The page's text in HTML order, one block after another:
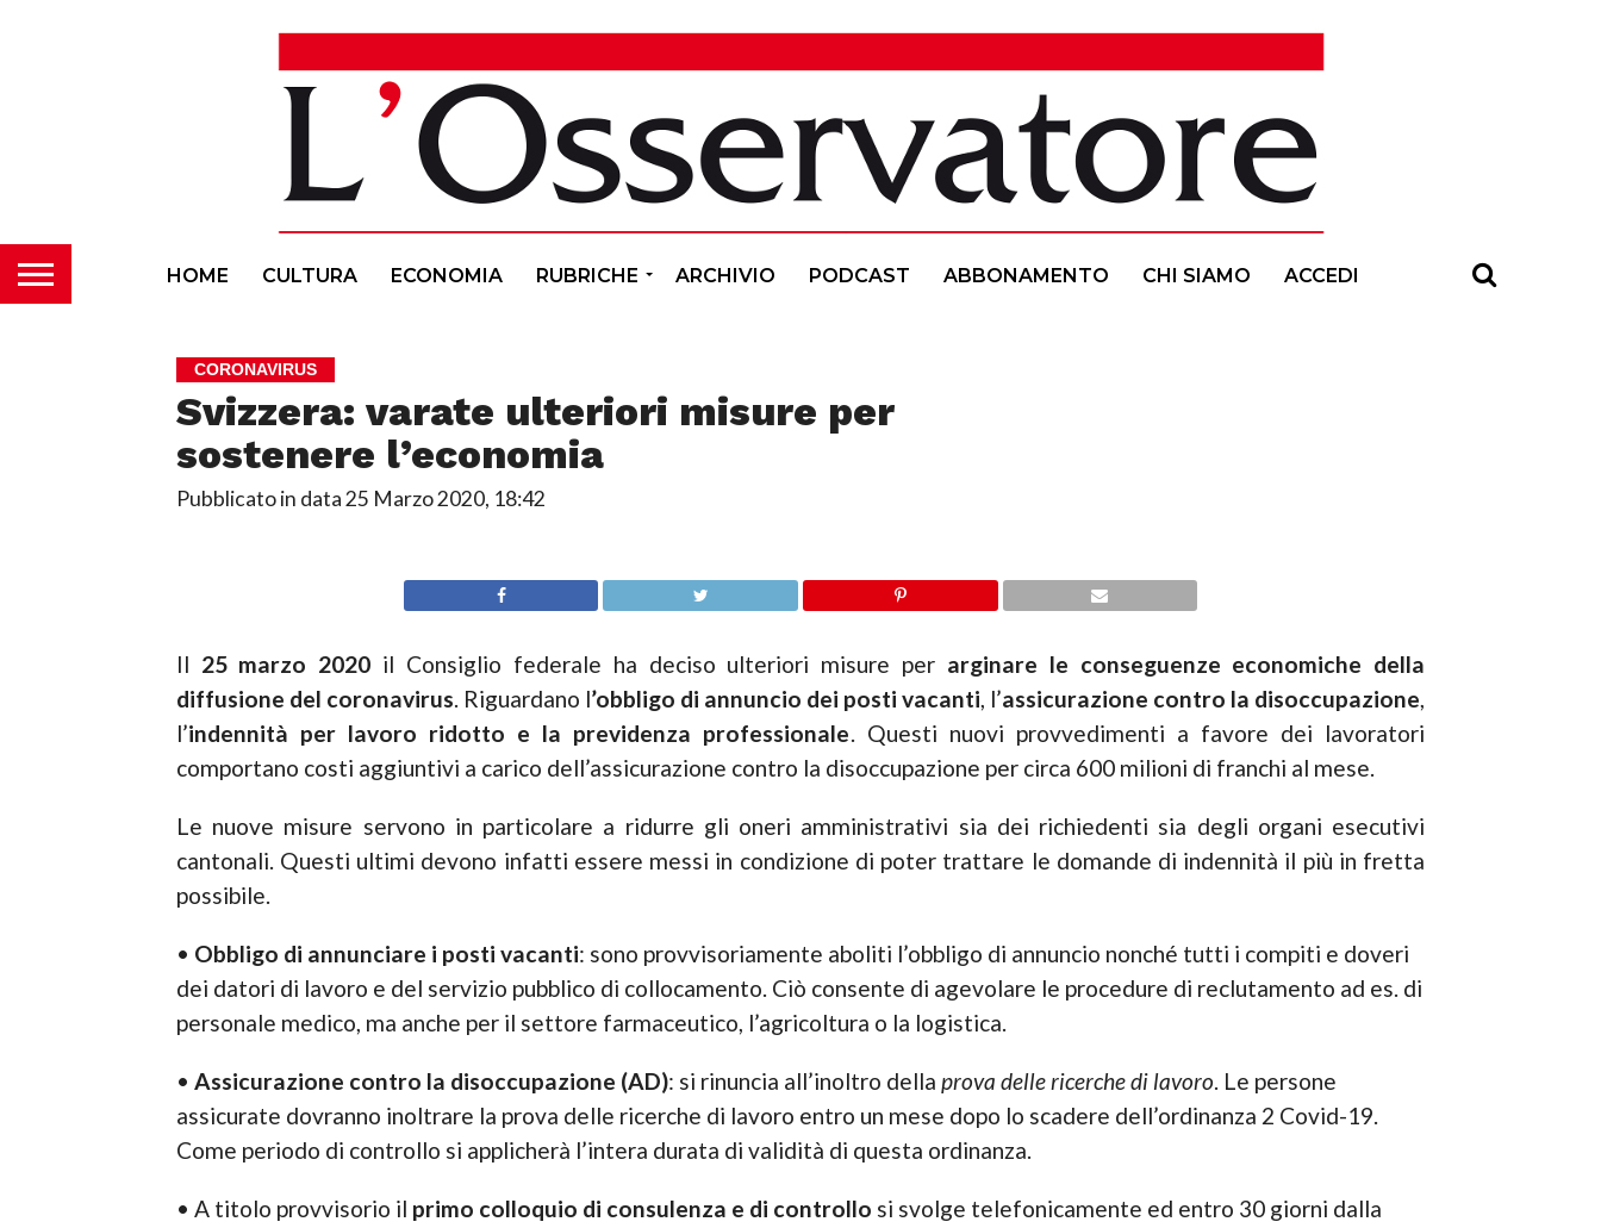
HOME CULTURA ECONOMIA RUBRICHE ARCHIVIO PODCAST ABBONAMENTO CHI SIAMO ACCEDI
CORONAVIRUS
Svizzera: varate ulteriori misure per
sostenere l’economia
Pubblicato in data25 Marzo 2020, 18:42
Il 25 marzo 2020 il Consiglio federale ha deciso ulteriori misure per arginare le conseguenze economiche della
diffusione del coronavirus. Riguardano l’obbligo di annuncio dei posti vacanti, l’assicurazione contro la disoccupazione,
l’indennità per lavoro ridotto e la previdenza professionale. Questi nuovi provvedimenti a favore dei lavoratori
comportano costi aggiuntivi a carico dell’assicurazione contro la disoccupazione per circa 600 milioni di franchi al mese.
Le nuove misure servono in particolare a ridurre gli oneri amministrativi sia dei richiedenti sia degli organi esecutivi
cantonali. Questi ultimi devono infatti essere messi in condizione di poter trattare le domande di indennità il più in fretta
possibile.
• Obbligo di annunciare i posti vacanti: sono provvisoriamente aboliti l’obbligo di annuncio nonché tutti i compiti e doveri
dei datori di lavoro e del servizio pubblico di collocamento. Ciò consente di agevolare le procedure di reclutamento ad es. di
personale medico, ma anche per il settore farmaceutico, l’agricoltura o la logistica.
• Assicurazione contro la disoccupazione (AD): si rinuncia all’inoltro della prova delle ricerche di lavoro. Le persone
assicurate dovranno inoltrare la prova delle ricerche di lavoro entro un mese dopo lo scadere dell’ordinanza 2 Covid-19.
Come periodo di controllo si applicherà l’intera durata di validità di questa ordinanza.
• A titolo provvisorio il primo colloquio di consulenza e di controllo si svolge telefonicamente ed entro 30 giorni dalla